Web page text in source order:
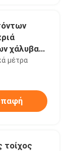
χάλυβα
μέτρα
τοίχος